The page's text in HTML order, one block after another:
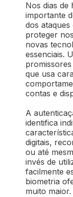
Nos dias de
importante
dos ataques
proteger
novas
essenciais.
que usa
contas e
A
identifica
digitais,
ou até
invés de
facilmente
biometria
muito maior.